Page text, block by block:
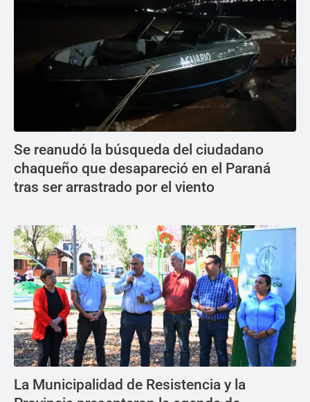
Se reanudó la búsqueda del ciudadano
chaqueño que desapareció en el Paraná
tras ser arrastrado por el viento
La Municipalidad de Resistencia y la